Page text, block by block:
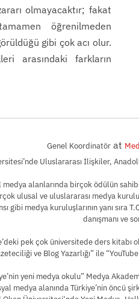
olmayacaktır; fakat
öğrenilmeden
gibi çok acı olur.
arasındaki farkların
Genel Koordinatör at
Uluslararası İlişkiler,
alanlarında birçok ödülün
ulusal ve uluslararası medya
gibi medya kuruluşlarının yanı sıra
danışmanı ve
pek çok üniversitede ders
ve Blog Yazarlığı” ile
yeni medya okulu” Medya
medya alanında Türkiye’nin öncü